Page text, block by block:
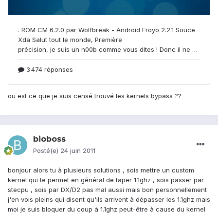
ou est ce que je suis censé trouvé les kernels bypass ??
bioboss
Posté(e) 24 juin 2011
bonjour alors tu à plusieurs solutions , sois mettre un custom
kernel qui te permet en général de taper 1.1ghz , sois passer par
stecpu , sois par DX/D2 pas mal aussi mais bon personnellement
j'en vois pleins qui disent qu'ils arrivent à dépasser les 1.1ghz mais
moi je suis bloquer du coup à 1.1ghz peut-être à cause du kernel